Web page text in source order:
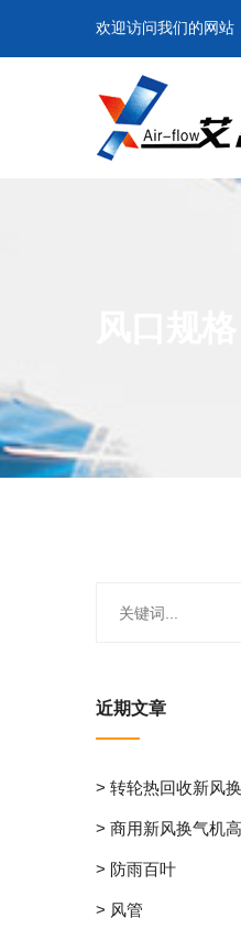
欢迎访问我们的网站
近期文章
> 转轮热回收新风
> 商用新风换气机
> 防雨百叶
> 风管